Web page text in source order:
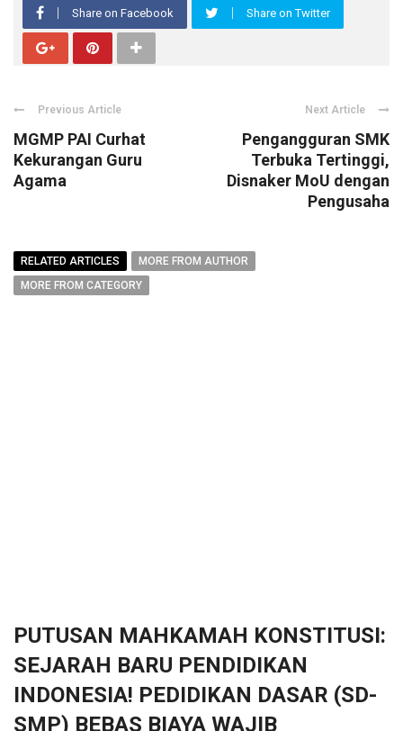
Share on Facebook Share on Twitter
Previous Article
MGMP PAI Curhat
Kekurangan Guru
Agama
Next Article
Pengangguran SMK
Terbuka Tertinggi,
Disnaker MoU dengan
Pengusaha
RELATED ARTICLES
MORE FROM AUTHOR
MORE FROM CATEGORY
PUTUSAN MAHKAMAH KONSTITUSI:
SEJARAH BARU PENDIDIKAN
INDONESIA! PEDIDIKAN DASAR (SD-
SMP) BEBAS BIAYA WAJIB